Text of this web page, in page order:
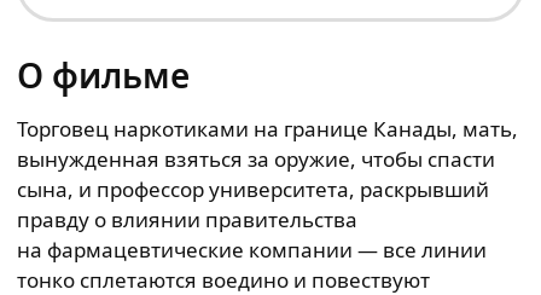
О фильме
Торговец наркотиками на границе Канады, мать,
вынужденная взяться за оружие, чтобы спасти
сына, и профессор университета, раскрывший
правду о влиянии правительства
на фармацевтические компании — все линии
тонко сплетаются воедино и повествуют